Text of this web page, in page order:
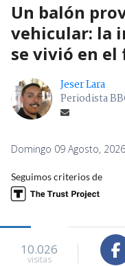
Un balón
vehicular: la
se vivió en
Jeser Lara
Periodista
Domingo 09 Agosto,
Seguimos criterios de
10.026
visitas